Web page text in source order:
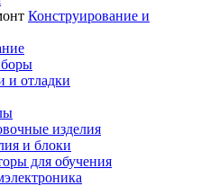
Конструирование и
и отладки
изделия
и блоки
для обучения